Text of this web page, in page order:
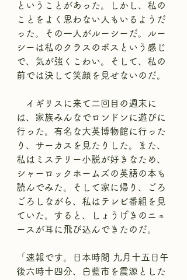
ということがあった。しかし、私の
ことをよく思わない人もいるようだ
った。その一人がルーシーだ。ルー
シーは私のクラスのボスという感じ
で、気が強くこわい。そして、私の
前では決して笑顔を見せないのだ。
イギリスに来て二回目の週末に
は、家族みんなでロンドンに遊びに
行った。有名な大英博物館に行った
り、サーカスを見たりした。また、
私はミステリー小説が好きなため、
シャーロックホームズの英語の本も
読んでみた。そして家に帰り、ごろ
ごろしながら、私はテレビ番組を見
ていた。すると、しょうげきのニュ
ースが耳に飛び込んできたのだ。
「速報です。日本時間 九月十五日午
後六時十四分、白藍市を震源とした